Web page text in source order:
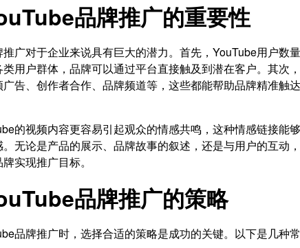
品牌推广的重要性
广对于企业来说具有巨大的潜力。首先，YouTube用户数
用户群体，品牌可以通过平台直接触及到潜在客户。其次
告、创作者合作、品牌频道等，这些都能帮助品牌精准触
的视频内容更容易引起观众的情感共鸣，这种情感链接能
无论是产品的展示、品牌故事的叙述，还是与用户的互动
实现推广目标。
品牌推广的策略
品牌推广时，选择合适的策略是成功的关键。以下是几种